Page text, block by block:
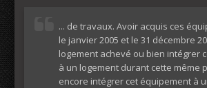
... de travaux. Avoir acquis ces
le janvier 2005 et le 31 décembre
logement achevé ou bien intégrer
à un logement durant cette même
encore intégrer cet équipement à